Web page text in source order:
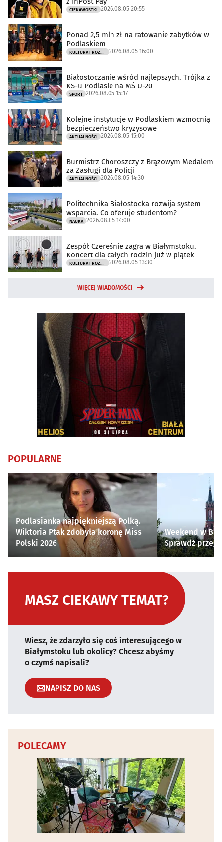
CIEKAWOSTKI 2026.08.05 20:55
Ponad 2,5 mln zł na ratowanie zabytków w
Podlaskiem
2026.08.05 16:00
Białostoczanie wśród najlepszych. Trójka z
KS-u Podlasie na MŚ U-20
SPORT 2026.08.05 15:17
Kolejne instytucje w Podlaskiem wzmocnią
bezpieczeństwo kryzysowe
AKTUALNOŚCI 2026.08.05 15:00
Burmistrz Choroszczy z Brązowym Medalem
za Zasługi dla Policji
AKTUALNOŚCI 2026.08.05 14:30
Politechnika Białostocka rozwija system
wsparcia. Co oferuje studentom?
NAUKA 2026.08.05 14:00
Zespół Czereśnie zagra w Białymstoku.
Koncert dla całych rodzin już w piątek
2026.08.05 13:30
WIĘCEJ WIADOMOŚCI
POPULARNE
Podlasianka najpiękniejszą Polką.
Wiktoria Ptak zdobyła koronę Miss
Polski 2026
Weekend w
Sprawdź
MASZ CIEKAWY TEMAT?
Wiesz, że zdarzyło się coś interesującego w
Białymstoku lub okolicy? Chcesz abyśmy
o czymś napisali?
NAPISZ DO NAS
POLECAMY